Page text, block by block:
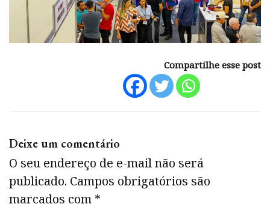
Compartilhe esse post
Deixe um comentário
O seu endereço de e-mail não será
publicado. Campos obrigatórios são
marcados com *